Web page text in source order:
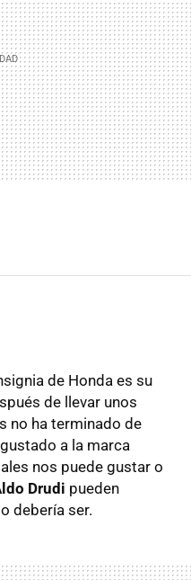
de Honda es su
de llevar unos
no ha terminado de
a la marca
nos puede gustar o
Drudi pueden
debería ser.